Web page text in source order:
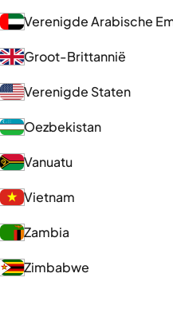
Verenigde Arabische
Groot-Brittannië
Verenigde Staten
Oezbekistan
Vanuatu
Vietnam
Zambia
Zimbabwe